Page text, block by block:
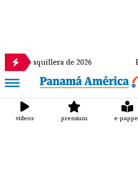
de 2026 Panamá
videos premium e-